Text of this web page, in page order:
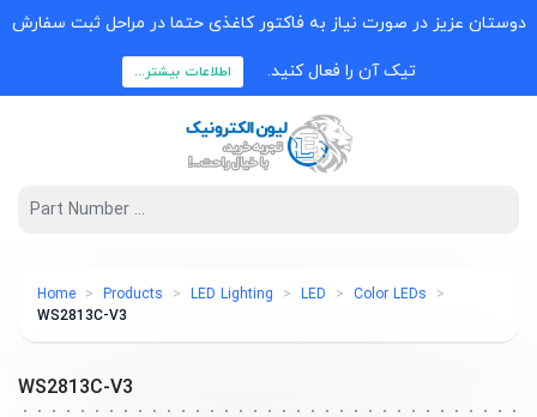
دوستان عزیز در صورت نیاز به فاکتور کاغذی حتما در مراحل ثبت سفارش
تیک آن را فعال کنید. اطلاعات بیشتر...
Home Products LED Lighting LED
Color LEDs
WS2813C-V3
WS2813C-V3